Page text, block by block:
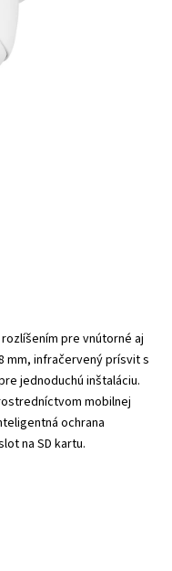
pre vnútorné aj
mm, infračervený prísvit s
jednoduchú inštaláciu.
mobilnej
ochrana
na SD kartu.